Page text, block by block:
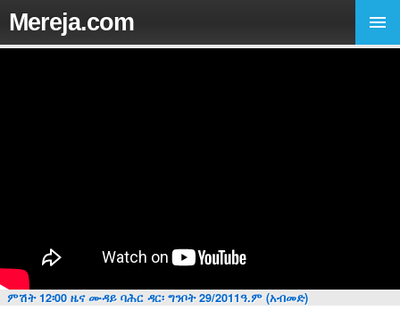
Mereja.com
ምሽት 12፡00 ዜና ሙዳይ ባሕር ዳር፡ ግንቦት 29/2011ዓ.ም (አብመድ)